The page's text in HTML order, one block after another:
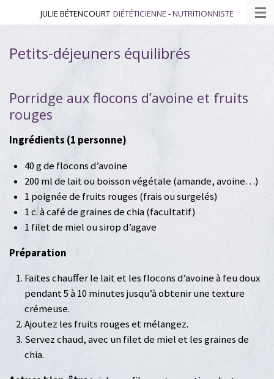
au
principal
JULIE BÉTENCOURT DIÉTÉTICIENNE-NUTRITIONNISTE
Petits-déjeuners équilibrés
Porridge aux flocons d’avoine et fruits
rouges
Ingrédients (1 personne)
40 g de flocons d’avoine
200 ml de lait ou boisson végétale (amande, avoine…)
1 poignée de fruits rouges (frais ou surgelés)
1 c. à café de graines de chia (facultatif)
1 filet de miel ou sirop d’agave
Préparation
Faites chauffer le lait et les flocons d’avoine à feu doux
pendant 5 à 10 minutes jusqu’à obtenir une texture
crémeuse.
Ajoutez les fruits rouges et mélangez.
Servez chaud, avec un filet de miel et les graines de
chia.